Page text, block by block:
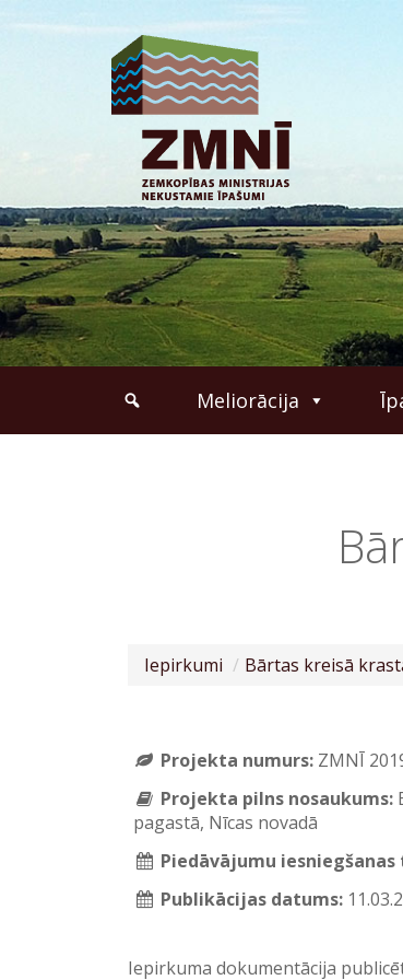
Meliorācija
Iepirkumi Bārtas kreisā
Projekta numurs: ZMNĪ
Projekta pilns nosaukums:
pagastā, Nīcas novadā
Piedāvājumu
Publikācijas datums:
Iepirkuma dokumentācija